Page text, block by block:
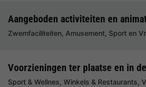
Aangeboden activiteiten en
Zwemfaciliteiten, Amusement, Sport en
Voorzieningen ter plaatse en in
Sport & Wellnes, Winkels & Restaurants,